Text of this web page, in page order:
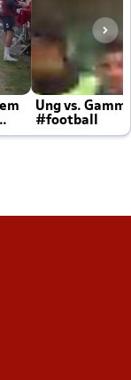
Ung vs.
#football